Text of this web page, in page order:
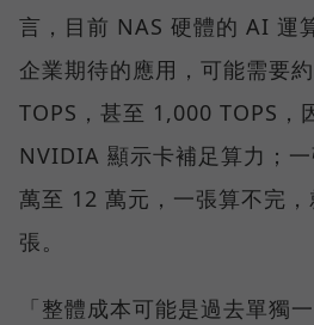
言，目前 NAS 硬體的 AI 運
企業期待的應用，可能需要
TOPS，甚至 1,000 TOPS，
NVIDIA 顯示卡補足算力；
萬至 12 萬元，一張算不完
張。
「整體成本可能是過去單獨